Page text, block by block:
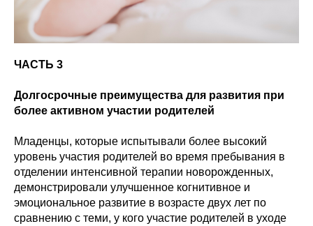
ЧАСТЬ 3
Долгосрочные преимущества для развития при
более активном участии родителей
Младенцы, которые испытывали более высокий
уровень участия родителей во время пребывания в
отделении интенсивной терапии новорожденных,
демонстрировали улучшенное когнитивное и
эмоциональное развитие в возрасте двух лет по
сравнению с теми, у кого участие родителей в уходе